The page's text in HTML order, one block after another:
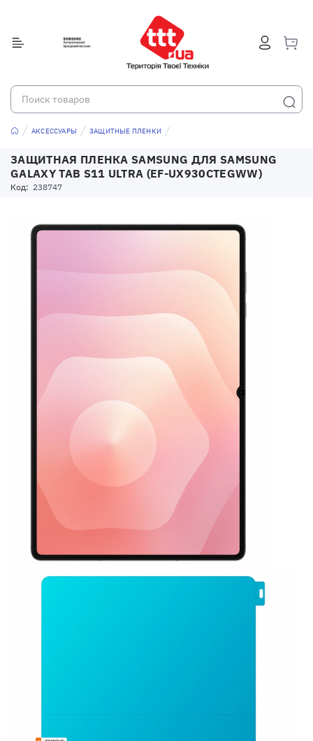
АКСЕССУАРЫ ЗАЩИТНЫЕ ПЛЕНКИ
ЗАЩИТНАЯ ПЛЕНКА SAMSUNG ДЛЯ SAMSUNG
GALAXY TAB S11 ULTRA (EF-UX930CTEGWW)
Код: 238747